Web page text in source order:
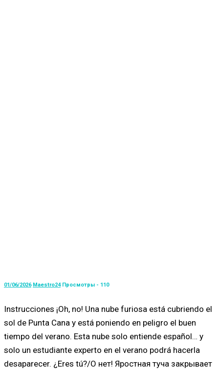
01/06/2026 Maestro24 Просмотры - 110
Instrucciones ¡Oh, no! Una nube furiosa está cubriendo el
sol de Punta Cana y está poniendo en peligro el buen
tiempo del verano. Esta nube solo entiende español… y
solo un estudiante experto en el verano podrá hacerla
desaparecer. ¿Eres tú?/О нет! Яростная туча закрывает